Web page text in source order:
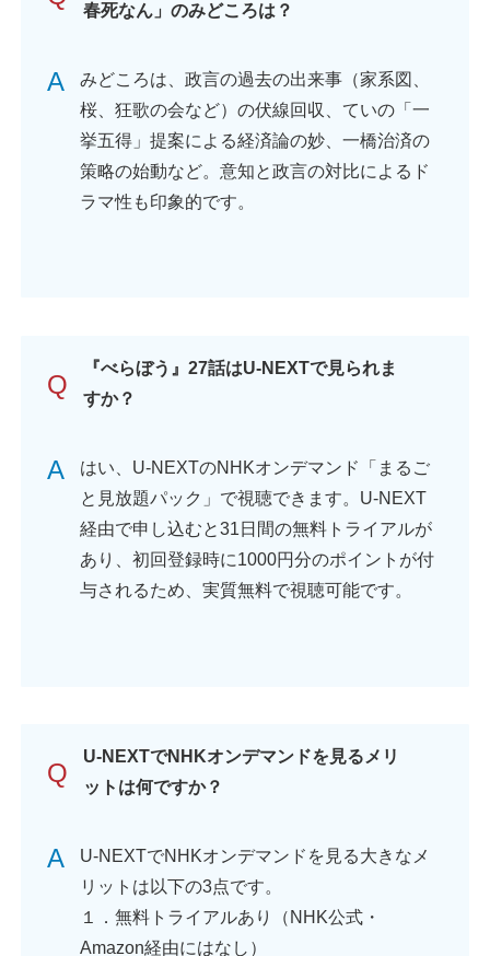
春死なん」のみどころは？
A
みどころは、政言の過去の出来事（家系図、
桜、狂歌の会など）の伏線回収、ていの「一
挙五得」提案による経済論の妙、一橋治済の
策略の始動など。意知と政言の対比によるド
ラマ性も印象的です。
Q
『べらぼう』27話はU-NEXTで見られま
すか？
A
はい、U-NEXTのNHKオンデマンド「まるご
と見放題パック」で視聴できます。U-NEXT
経由で申し込むと31日間の無料トライアルが
あり、初回登録時に1000円分のポイントが付
与されるため、実質無料で視聴可能です。
Q
U-NEXTでNHKオンデマンドを見るメリ
ットは何ですか？
A
U-NEXTでNHKオンデマンドを見る大きなメ
リットは以下の3点です。
１．無料トライアルあり（NHK公式・
Amazon経由にはなし）